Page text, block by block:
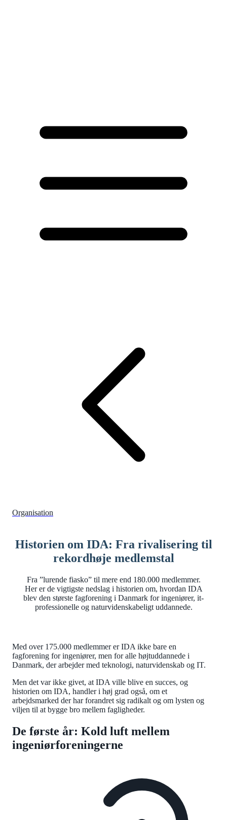
Organisation
Historien om IDA: Fra rivalisering til
rekordhøje medlemstal
Fra ”lurende fiasko” til mere end 180.000 medlemmer.
Her er de vigtigste nedslag i historien om, hvordan IDA
blev den største fagforening i Danmark for ingeniører, it-
professionelle og naturvidenskabeligt uddannede.
Med over 175.000 medlemmer er IDA ikke bare en
fagforening for ingeniører, men for alle højtuddannede i
Danmark, der arbejder med teknologi, naturvidenskab og IT.
Men det var ikke givet, at IDA ville blive en succes, og
historien om IDA, handler i høj grad også, om et
arbejdsmarked der har forandret sig radikalt og om lysten og
viljen til at bygge bro mellem fagligheder.
De første år: Kold luft mellem
ingeniørforeningerne